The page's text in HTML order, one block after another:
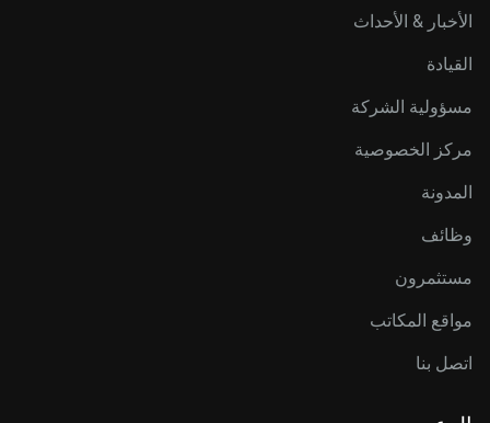
الأخبار & الأحداث
القيادة
مسؤولية الشركة
مركز الخصوصية
المدونة
وظائف
مستثمرون
مواقع المكاتب
اتصل بنا